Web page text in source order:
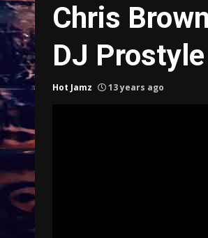
Chris
DJ Prostyle
Hot Jamz 13 years ago